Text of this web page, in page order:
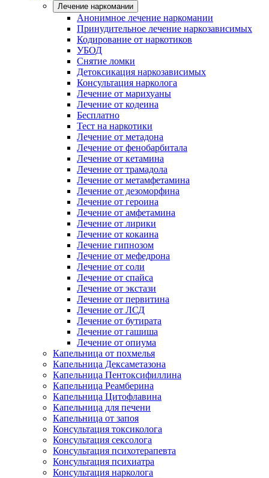
Лечение наркомании
Анонимное лечение наркомании
Принудительное лечение наркозависимых
Кодирование от наркотиков
УБОД
Снятие ломки
Детоксикация наркозависимых
Консультация нарколога
Лечение от марихуаны
Лечение от кодеина
Бесплатно
Тест на наркотики
Лечение от метадона
Лечение от фенобарбитала
Лечение от кетамина
Лечение от трамадола
Лечение от метамфетамина
Лечение от дезоморфина
Лечение от героина
Лечение от амфетамина
Лечение от лирики
Лечение от кокаина
Лечение гипнозом
Лечение от мефедрона
Лечение от соли
Лечение от спайса
Лечение от экстази
Лечение от первитина
Лечение от ЛСД
Лечение от бутирата
Лечение от гашиша
Лечение от опиума
Капельница от похмелья
Капельница Дексаметазона
Капельница Пентоксифиллина
Капельница Реамберина
Капельница Цитофлавина
Капельница для печени
Капельница от запоя
Консультация токсиколога
Консультация сексолога
Консультация психотерапевта
Консультация психиатра
Консультация нарколога